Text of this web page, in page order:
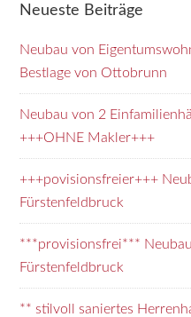
Neueste Beiträge
Neubau von
Bestlage von Ottobrunn
Neubau von 2
+++OHNE Makler+++
+++povisionsfreier+++
Fürstenfeldbruck
***provisionsfrei***
Fürstenfeldbruck
** stilvoll saniertes